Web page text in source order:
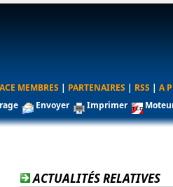
MEMBRES | PARTENAIRES | RSS | A
Envoyer Imprimer
ACTUALITÉS RELATIVES